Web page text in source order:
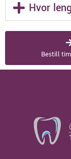
Hvor
Bestill